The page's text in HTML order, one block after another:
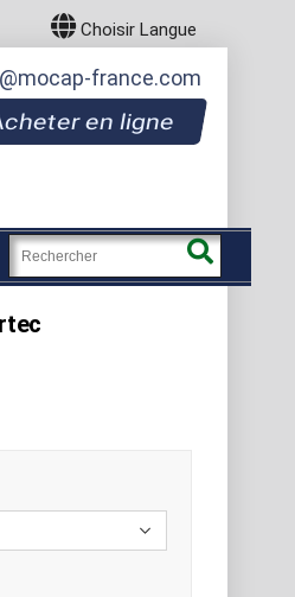
Choisir Langue
mocap-france.com
en ligne